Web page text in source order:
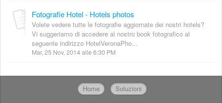
Fotografie Hotel - Hotels photos
Volete vedere tutte le fotografie aggiornate dei nostri hotels?
Vi suggeriamo di accedere al nostro book fotografico al
seguente indirizzo HotelVeronaPho...
Mar, 25 Nov, 2014 alle 6:30 PM
Home Soluzioni